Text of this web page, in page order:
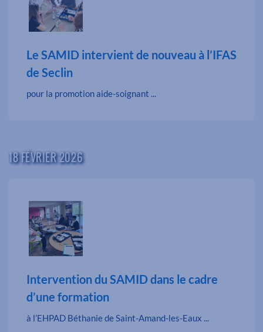
Le SAMID intervient de nouveau à l’IFAS
de Seclin
pour la promotion aide-soignant ...
18 FÉVRIER 2026
Intervention du SAMID dans le cadre
d’une formation
à l’EHPAD Béthanie de Saint-Amand-les-Eaux ...